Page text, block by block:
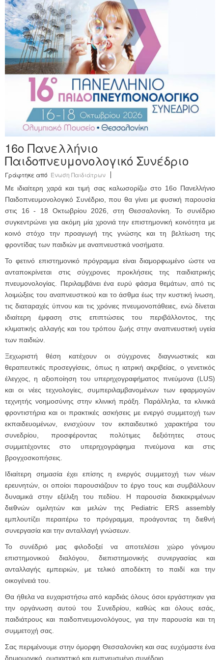
16ο Πανελλήνιο
Παιδοπνευμονολογικό Συνέδριο
Γράφτηκε από Ένωση Παιδιάτρων
Με ιδιαίτερη χαρά και τιμή σας καλωσορίζω στο 16ο Πανελλήνιο
Παιδοπνευμονολογικό Συνέδριο, που θα γίνει με φυσική παρουσία
στις 16 - 18 Οκτωβρίου 2026, στη Θεσσαλονίκη. Το συνέδριο
συγκεντρώνει για ακόμη μία χρονιά την επιστημονική κοινότητα με
κοινό στόχο την προαγωγή της γνώσης και τη βελτίωση της
φροντίδας των παιδιών με αναπνευστικά νοσήματα.
Το φετινό επιστημονικό πρόγραμμα είναι διαμορφωμένο ώστε να
ανταποκρίνεται στις σύγχρονες προκλήσεις της παιδιατρικής
πνευμονολογίας. Περιλαμβάνει ένα ευρύ φάσμα θεμάτων, από τις
λοιμώξεις του αναπνευστικού και το άσθμα έως την κυστική ίνωση,
τις διαταραχές ύπνου και τις χρόνιες πνευμονοπάθειες, ενώ δίνεται
ιδιαίτερη έμφαση στις επιπτώσεις του περιβάλλοντος, της
κλιματικής αλλαγής και του τρόπου ζωής στην αναπνευστική υγεία
των παιδιών.
Ξεχωριστή θέση κατέχουν οι σύγχρονες διαγνωστικές και
θεραπευτικές προσεγγίσεις, όπως η ιατρική ακριβείας, ο γενετικός
έλεγχος, η αξιοποίηση του υπερηχογραφήματος πνεύμονα (LUS)
και οι νέες τεχνολογίες, συμπεριλαμβανομένων των εφαρμογών
τεχνητής νοημοσύνης στην κλινική πράξη. Παράλληλα, τα κλινικά
φροντιστήρια και οι πρακτικές ασκήσεις με ενεργό συμμετοχή των
εκπαιδευομένων, ενισχύουν τον εκπαιδευτικό χαρακτήρα του
συνεδρίου, προσφέροντας πολύτιμες δεξιότητες στους
συμμετέχοντες στο υπερηχογράφημα πνεύμονα και στις
βρογχοσκοπήσεις.
Ιδιαίτερη σημασία έχει επίσης η ενεργός συμμετοχή των νέων
ερευνητών, οι οποίοι παρουσιάζουν το έργο τους και συμβάλλουν
δυναμικά στην εξέλιξη του πεδίου. Η παρουσία διακεκριμένων
διεθνών ομιλητών και μελών της Pediatric ERS assembly
εμπλουτίζει περαιτέρω το πρόγραμμα, προάγοντας τη διεθνή
συνεργασία και την ανταλλαγή γνώσεων.
Το συνέδριό μας φιλοδοξεί να αποτελέσει χώρο γόνιμου
επιστημονικού διαλόγου, διεπιστημονικής συνεργασίας και
ανταλλαγής εμπειριών, με τελικό αποδέκτη το παιδί και την
οικογένειά του.
Θα ήθελα να ευχαριστήσω από καρδιάς όλους όσοι εργάστηκαν για
την οργάνωση αυτού του Συνεδρίου, καθώς και όλους εσάς,
παιδιάτρους και παιδοπνευμονολόγους, για την παρουσία και τη
συμμετοχή σας.
Σας περιμένουμε στην όμορφη Θεσσαλονίκη και σας ευχόμαστε ένα
δημιουργικό, ουσιαστικό και εμπνευσμένο συνέδριο.
Ανακοινώσεις
Εργαλεία για Παιδιάτρους
Χρήσιμα Links
Επεξεργασία Προφίλ